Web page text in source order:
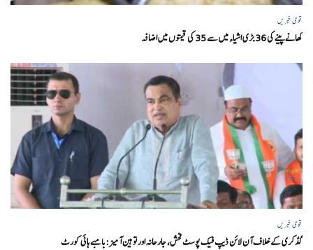
قومی خبریں
کھانے پینے کی 36 بڑی اشیاء میں سے 35 کی قیمتوں میں اضافہ
قومی خبریں
گڈکری کے خلاف آن لائن ڈیپ فیک پوسٹ فحش، جارحانہ اور توہین آمیز:بامبے ہائی کورٹ